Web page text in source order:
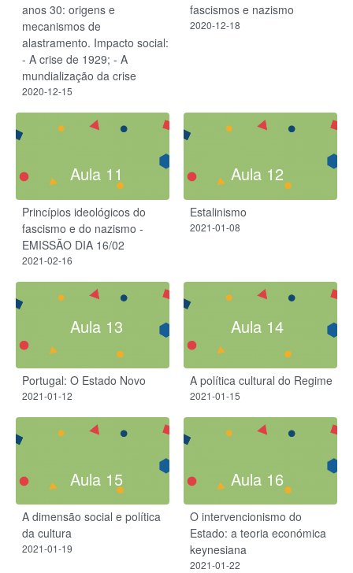
anos 30: origens e
mecanismos de
alastramento. Impacto social:
- A crise de 1929; - A
mundialização da crise
2020-12-15
fascismos e nazismo
2020-12-18
Aula 11
Princípios ideológicos do
fascismo e do nazismo -
EMISSÃO DIA 16/02
2021-02-16
Aula 12
Estalinismo
2021-01-08
Aula 13
Portugal: O Estado Novo
2021-01-12
Aula 14
A política cultural do Regime
2021-01-15
Aula 15
A dimensão social e política
da cultura
2021-01-19
Aula 16
O intervencionismo do
Estado: a teoria económica
keynesiana
2021-01-22